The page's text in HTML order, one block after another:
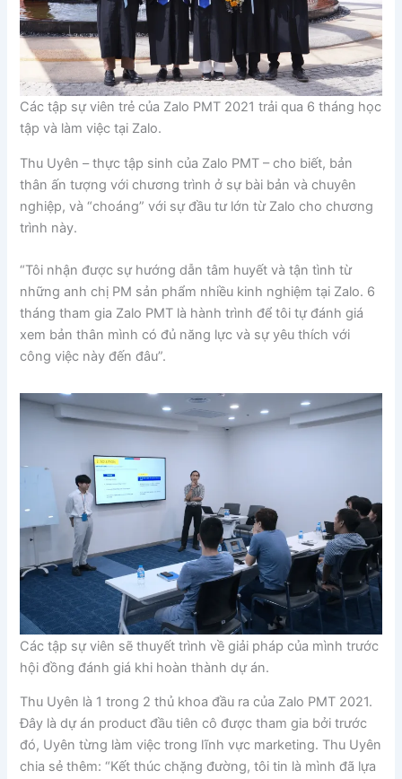
Các tập sự viên trẻ của Zalo PMT 2021 trải qua 6 tháng học
tập và làm việc tại Zalo.
Thu Uyên – thực tập sinh của Zalo PMT – cho biết, bản
thân ấn tượng với chương trình ở sự bài bản và chuyên
nghiệp, và “choáng” với sự đầu tư lớn từ Zalo cho chương
trình này.
“Tôi nhận được sự hướng dẫn tâm huyết và tận tình từ
những anh chị PM sản phẩm nhiều kinh nghiệm tại Zalo. 6
tháng tham gia Zalo PMT là hành trình để tôi tự đánh giá
xem bản thân mình có đủ năng lực và sự yêu thích với
công việc này đến đâu”.
Các tập sự viên sẽ thuyết trình về giải pháp của mình trước
hội đồng đánh giá khi hoàn thành dự án.
Thu Uyên là 1 trong 2 thủ khoa đầu ra của Zalo PMT 2021.
Đây là dự án product đầu tiên cô được tham gia bởi trước
đó, Uyên từng làm việc trong lĩnh vực marketing. Thu Uyên
chia sẻ thêm: “Kết thúc chặng đường, tôi tin là mình đã lựa